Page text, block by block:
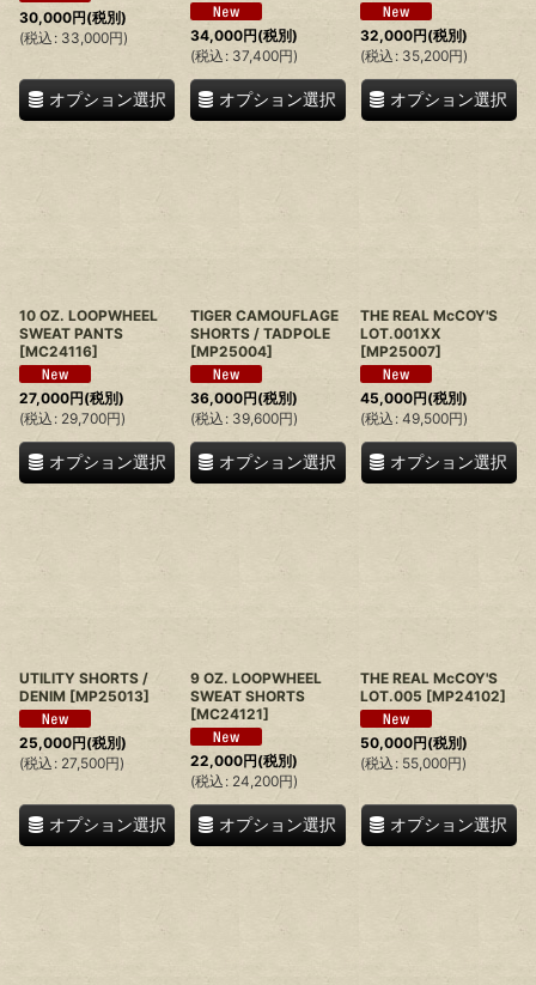
30,000円(税別)
(税込 : 33,000円)
オプション選択
34,000円(税別)
(税込 : 37,400円)
オプション選択
32,000円(税別)
(税込 : 35,200円)
オプション選択
10 OZ. LOOPWHEEL
SWEAT PANTS
[MC24116]
27,000円(税別)
(税込 : 29,700円)
オプション選択
TIGER CAMOUFLAGE
SHORTS / TADPOLE
[MP25004]
36,000円(税別)
(税込 : 39,600円)
オプション選択
THE REAL McCOY'S
LOT.001XX
[MP25007]
45,000円(税別)
(税込 : 49,500円)
オプション選択
UTILITY SHORTS /
DENIM [MP25013]
25,000円(税別)
(税込 : 27,500円)
オプション選択
9 OZ. LOOPWHEEL
SWEAT SHORTS
[MC24121]
22,000円(税別)
(税込 : 24,200円)
オプション選択
THE REAL McCOY'S
LOT.005 [MP24102]
50,000円(税別)
(税込 : 55,000円)
オプション選択